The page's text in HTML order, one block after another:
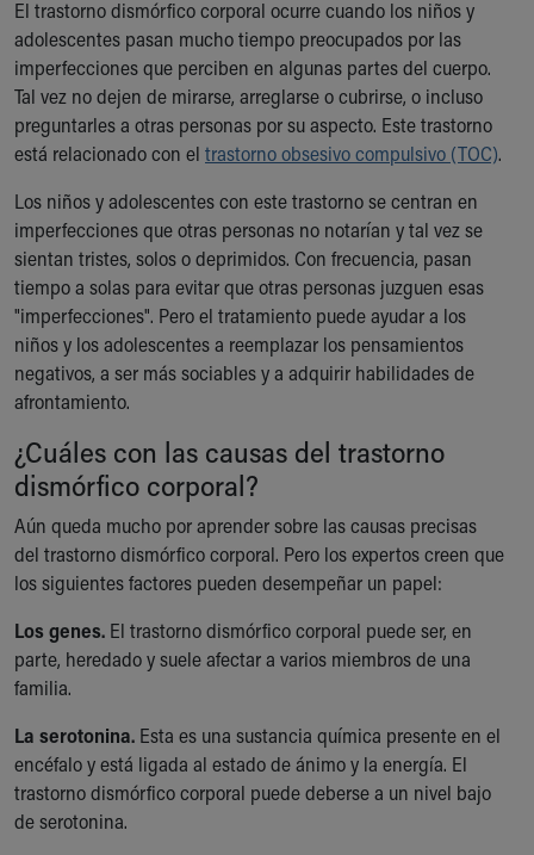
Ronald McDonald House Care Mobile
Health Centers
Symptom Checker
Financial Services
Price Estimates
Family Supports
New Parents
Find a Pediatrics Location
Find a Pediatrician
MyChart
Make an Appointment
Breastfeeding Medicine
Child Passenger Safety
Safe Sleep for Babies
Safe Sleep
About Akron Children's Pediatrics
Who We Are
Building a Brighter Future
Our Mission, Vision, Promise
Calendar of Events
Connect With Us
Our Culture of Caring
Newsroom
Our Leadership
Quality and Patient Safety
Unity and Engagement
Women's Board
El trastorno dismórfico corporal ocurre cuando los niños y
adolescentes pasan mucho tiempo preocupados por las
imperfecciones que perciben en algunas partes del cuerpo.
Tal vez no dejen de mirarse, arreglarse o cubrirse, o incluso
preguntarles a otras personas por su aspecto. Este trastorno
está relacionado con el trastorno obsesivo compulsivo (TOC).
Los niños y adolescentes con este trastorno se centran en
imperfecciones que otras personas no notarían y tal vez se
sientan tristes, solos o deprimidos. Con frecuencia, pasan
tiempo a solas para evitar que otras personas juzguen esas
"imperfecciones". Pero el tratamiento puede ayudar a los
niños y los adolescentes a reemplazar los pensamientos
negativos, a ser más sociables y a adquirir habilidades de
afrontamiento.
¿Cuáles con las causas del trastorno
dismórfico corporal?
Aún queda mucho por aprender sobre las causas precisas
del trastorno dismórfico corporal. Pero los expertos creen que
los siguientes factores pueden desempeñar un papel:
Los genes. El trastorno dismórfico corporal puede ser, en
parte, heredado y suele afectar a varios miembros de una
familia.
La serotonina. Esta es una sustancia química presente en el
encéfalo y está ligada al estado de ánimo y la energía. El
trastorno dismórfico corporal puede deberse a un nivel bajo
de serotonina.